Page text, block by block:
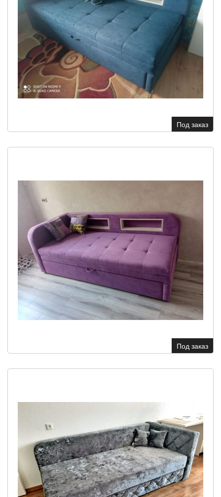
Под заказ
Под заказ